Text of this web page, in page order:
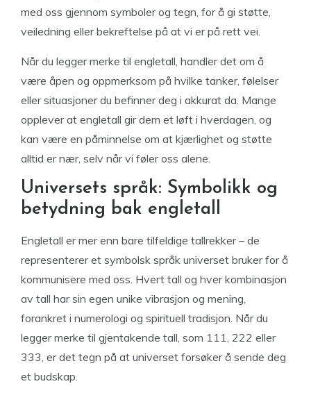
med oss gjennom symboler og tegn, for å gi støtte,
veiledning eller bekreftelse på at vi er på rett vei.
Når du legger merke til engletall, handler det om å
være åpen og oppmerksom på hvilke tanker, følelser
eller situasjoner du befinner deg i akkurat da. Mange
opplever at engletall gir dem et løft i hverdagen, og
kan være en påminnelse om at kjærlighet og støtte
alltid er nær, selv når vi føler oss alene.
Universets språk: Symbolikk og
betydning bak engletall
Engletall er mer enn bare tilfeldige tallrekker – de
representerer et symbolsk språk universet bruker for å
kommunisere med oss. Hvert tall og hver kombinasjon
av tall har sin egen unike vibrasjon og mening,
forankret i numerologi og spirituell tradisjon. Når du
legger merke til gjentakende tall, som 111, 222 eller
333, er det tegn på at universet forsøker å sende deg
et budskap.